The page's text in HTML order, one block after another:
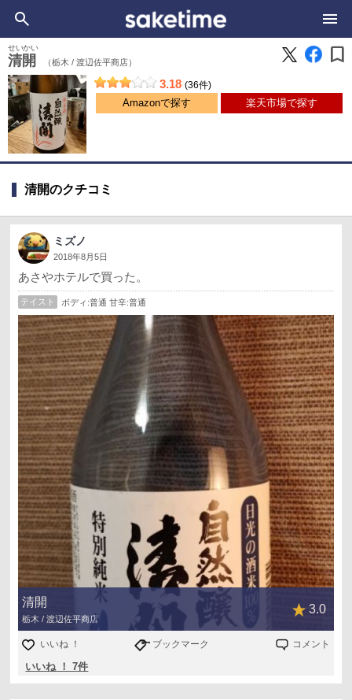
清開
せいかい
（栃木 /渡辺佐平商店） bookmark
3.18 (36件)
Amazonで探す
楽天市場で探す
清開のクチコミ
ミズノ
2018年8月5日
あさやホテルで買った。
テイスト ボディ:普通 甘辛:普通
清開
栃木 / 渡辺佐平商店
3.0
いいね ！ ブックマーク コメント
いいね ！ 7件